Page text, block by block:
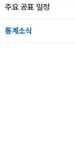
주요 공표 일정
통계소식